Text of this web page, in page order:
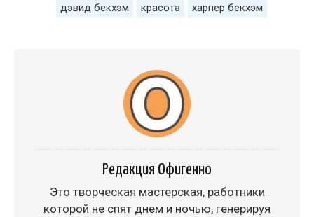
дэвид бекхэм красота харпер бекхэм
Редакция Офигенно
Это творческая мастерская, работники
которой не спят днем и ночью, генерируя